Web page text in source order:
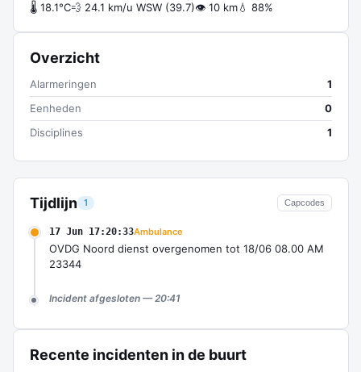
Tijdlijn 1 Capcodes
17 Jun 17:20:33Ambulance
OVDG Noord dienst overgenomen tot 18/06 08.00 AM
23344
Incident afgesloten — 20:41
Recente incidenten in de buurt
🌡 18.1°C💨 24.1 km/u WSW (39.7)👁 10 km💧 88%
Overzicht
Alarmeringen
1
Eenheden
0
Disciplines
1